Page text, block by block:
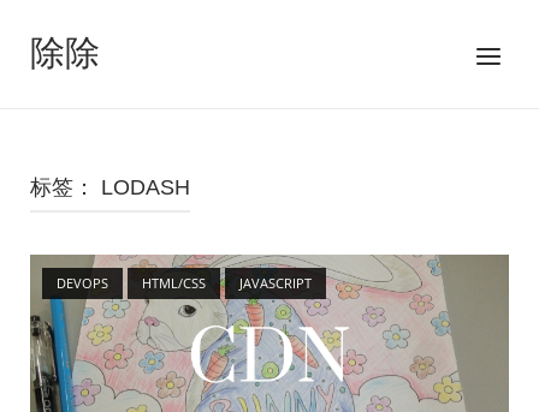
除除
菜
标签： LODASH
DEVOPS HTML/CSS JAVASCRIPT
Open post